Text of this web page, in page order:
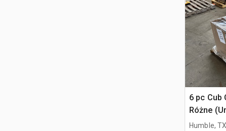
6 pc Cub
Różne
Humble,